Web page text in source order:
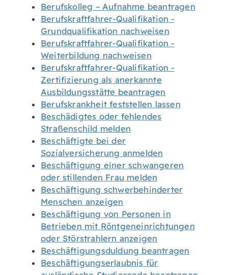
Berufskolleg – Aufnahme beantragen
Berufskraftfahrer-Qualifikation -
Grundqualifikation nachweisen
Berufskraftfahrer-Qualifikation -
Weiterbildung nachweisen
Berufskraftfahrer-Qualifikation -
Zertifizierung als anerkannte
Ausbildungsstätte beantragen
Berufskrankheit feststellen lassen
Beschädigtes oder fehlendes
Straßenschild melden
Beschäftigte bei der
Sozialversicherung anmelden
Beschäftigung einer schwangeren
oder stillenden Frau melden
Beschäftigung schwerbehinderter
Menschen anzeigen
Beschäftigung von Personen in
Betrieben mit Röntgeneinrichtungen
oder Störstrahlern anzeigen
Beschäftigungsduldung beantragen
Beschäftigungserlaubnis für